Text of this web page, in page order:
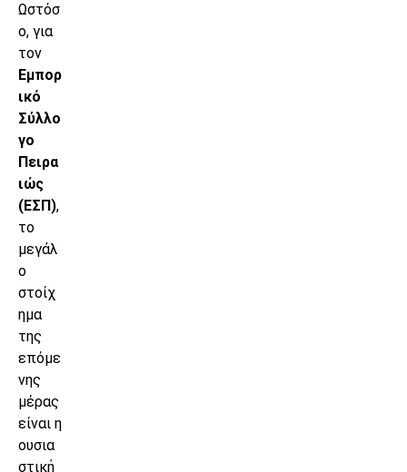
Ωστόσ
ο, για
τον
Εμπορ
ικό
Σύλλο
γο
Πειρα
ιώς
(ΕΣΠ),
το
μεγάλ
ο
στοίχ
ημα
της
επόμε
νης
μέρας
είναι η
ουσια
στική